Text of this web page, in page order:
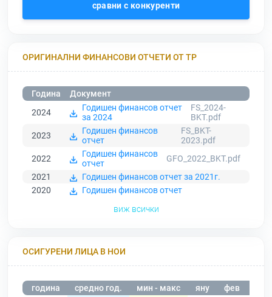
сравни с конкуренти
ОРИГИНАЛНИ ФИНАНСОВИ ОТЧЕТИ ОТ ТР
Година
Документ
2024
Годишен финансов отчет
за 2024
FS_2024-
BKT.pdf
2023
Годишен финансов
отчет
FS_BKT-
2023.pdf
2022
Годишен финансов
отчет
GFO_2022_BKT.pdf
2021
Годишен финансов отчет за 2021г.
2020
Годишен финансов отчет
виж всички
ОСИГУРЕНИ ЛИЦА В НОИ
година средно год. мин - макс яну фев